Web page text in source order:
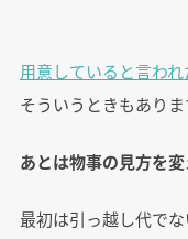
用意していると言わ
そういうときもありま
あとは物事の見方を変
最初は引っ越し代で